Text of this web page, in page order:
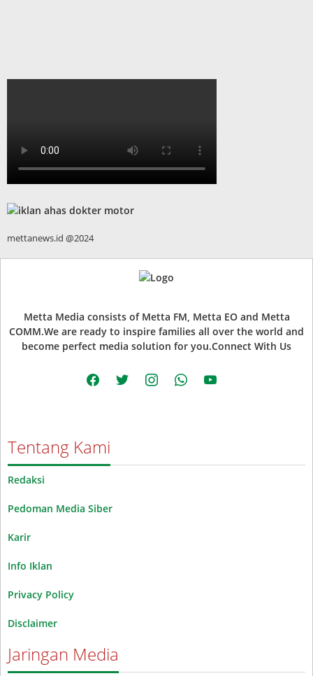
mettanews.id @2024
Metta Media consists of Metta FM, Metta EO and Metta
COMM.We are ready to inspire families all over the world and
become perfect media solution for you.Connect With Us
facebooktwitter instagramwhatsappyoutube
Tentang Kami
Redaksi
Pedoman Media Siber
Karir
Info Iklan
Privacy Policy
Disclaimer
Jaringan Media